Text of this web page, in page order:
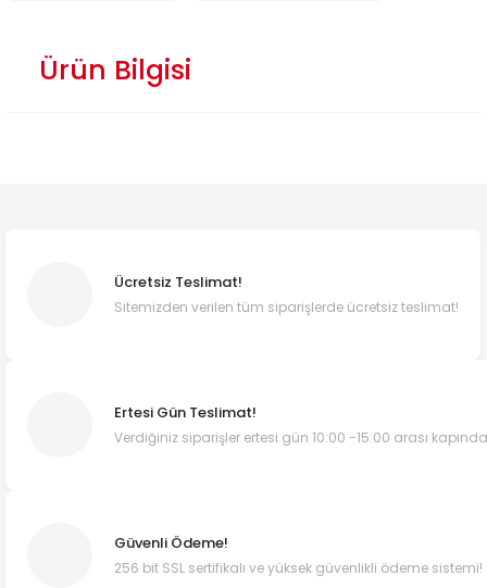
Ürün Bilgisi
Ücretsiz Teslimat!
Sitemizden verilen tüm siparişlerde ücretsiz teslimat!
Ertesi Gün Teslimat!
Verdiğiniz siparişler ertesi gün 10:00 -15:00 arası
Güvenli Ödeme!
256 bit SSL sertifikalı ve yüksek güvenlikli ödeme sistemi!